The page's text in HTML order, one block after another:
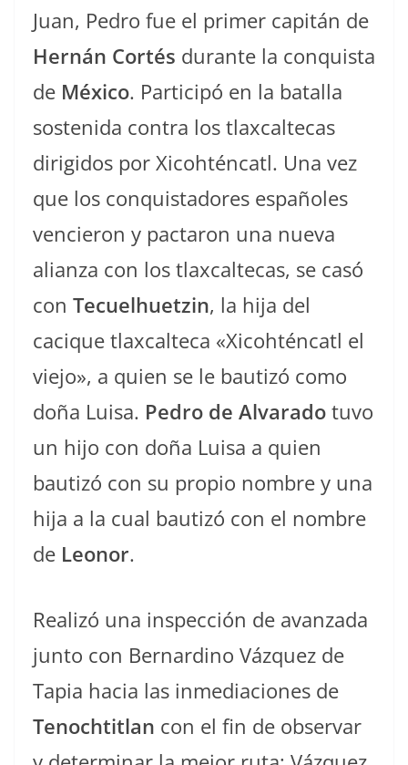
Juan, Pedro fue el primer capitán de
Hernán Cortés durante la conquista
de México. Participó en la batalla
sostenida contra los tlaxcaltecas
dirigidos por Xicohténcatl. Una vez
que los conquistadores españoles
vencieron y pactaron una nueva
alianza con los tlaxcaltecas, se casó
con Tecuelhuetzin, la hija del
cacique tlaxcalteca «Xicohténcatl el
viejo», a quien se le bautizó como
doña Luisa. Pedro de Alvarado tuvo
un hijo con doña Luisa a quien
bautizó con su propio nombre y una
hija a la cual bautizó con el nombre
de Leonor.
Realizó una inspección de avanzada
junto con Bernardino Vázquez de
Tapia hacia las inmediaciones de
Tenochtitlan con el fin de observar